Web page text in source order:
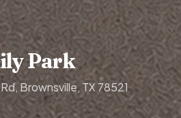
Park
Brownsville, TX 78521